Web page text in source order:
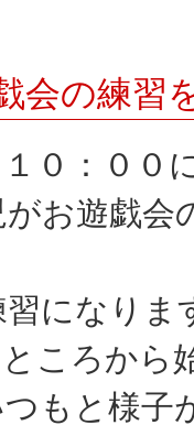
会の練習
０：００
お遊戯会
になりま
ころから
つもと様子